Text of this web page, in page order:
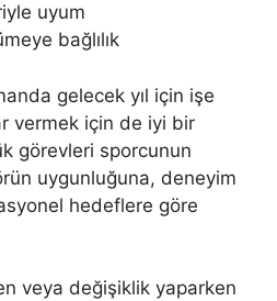
uyum
bağlılık
gelecek yıl için işe
vermek için de iyi bir
görevleri sporcunun
uygunluğuna, deneyim
hedeflere göre
veya değişiklik yaparken